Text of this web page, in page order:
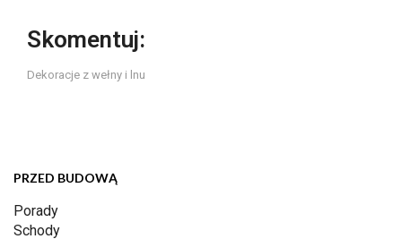
Skomentuj:
Dekoracje z wełny i lnu
PRZED BUDOWĄ
Porady
Schody